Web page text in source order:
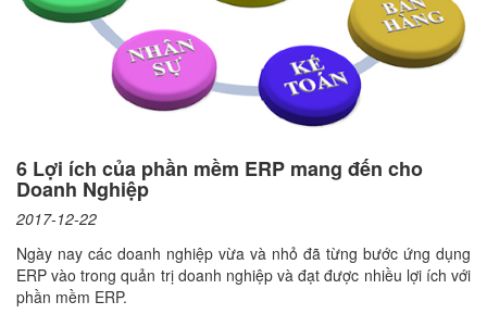
6 Lợi ích của phần mềm ERP mang đến cho
Doanh Nghiệp
2017-12-22
Ngày nay các doanh nghiệp vừa và nhỏ đã từng bước ứng dụng
ERP vào trong quản trị doanh nghiệp và đạt được nhiều lợi ích với
phần mềm ERP.